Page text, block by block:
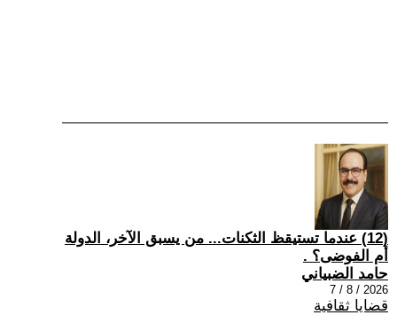
(12) عندما تستيقظ الثكنات... من يسبق الآخر، الدولة
أم الفوضى؟ .
حامد الضبياني
2026 / 8 / 7
قضايا ثقافية